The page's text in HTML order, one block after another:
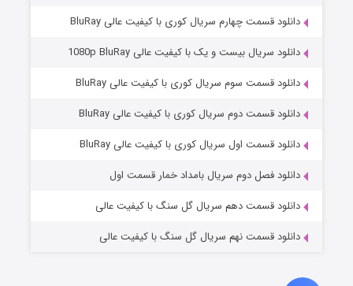
وستی ها
قسمت۱ (زیرنویس) منتشر شد
دانلود قسمت چهارم سریال کوری با کیفیت عالی BluRay
دانلود سریال بیست و یک با کیفیت عالی 1080p BluRay
دانلود قسمت سوم سریال کوری با کیفیت عالی BluRay
دانلود قسمت دوم سریال کوری با کیفیت عالی BluRay
دانلود قسمت اول سریال کوری با کیفیت عالی BluRay
دانلود فصل دوم سریال بامداد خمار قسمت اول
دانلود قسمت دهم سریال گل سنگ با کیفیت عالی
دانلود قسمت نهم سریال گل سنگ با کیفیت عالی